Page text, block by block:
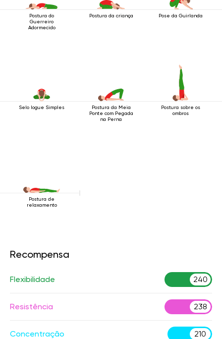
Postura do
Guerreiro
Adormecido
Postura da criança Pose da Guirlanda
Selo Iogue Simples
Postura da Meia
Ponte com Pegada
na Perna
Postura sobre os
ombros
Postura de
relaxamento
Recompensa
Flexibilidade 240
Resistência 238
Concentração 210